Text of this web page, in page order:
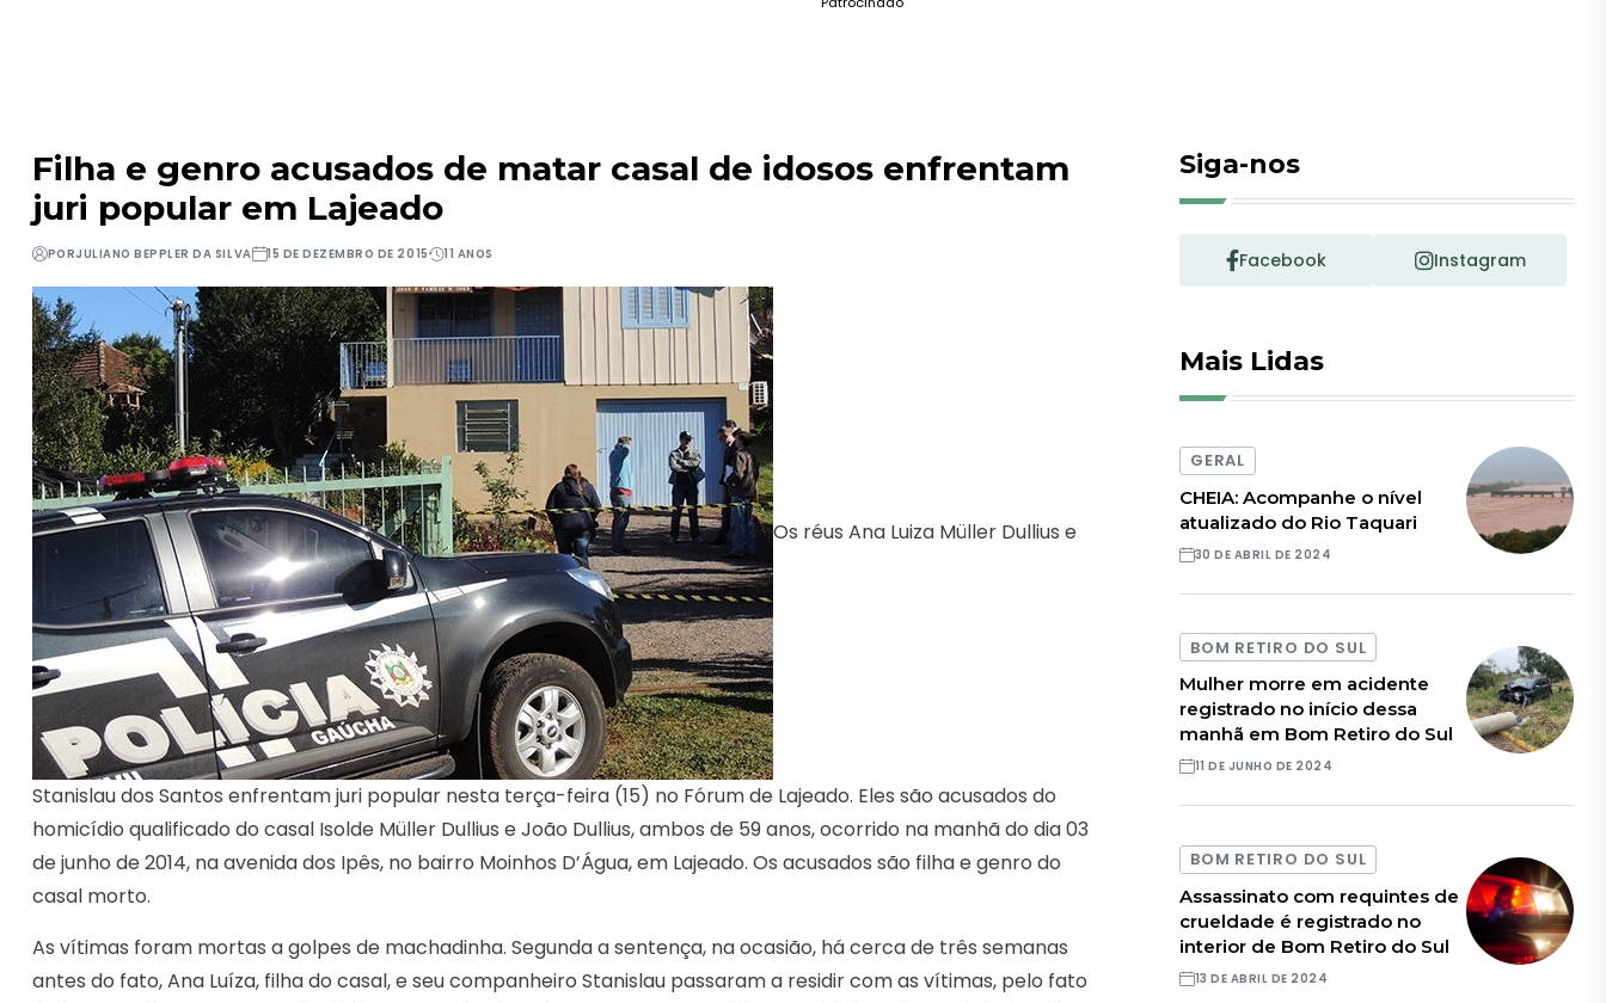
Filha e genro acusados de matar casal de idosos enfrentam
juri popular em Lajeado
PORJULIANO BEPPLER DA SILVA 15 DE DEZEMBRO DE 2015 11 ANOS
Os réus Ana Luiza Müller Dullius e
Stanislau dos Santos enfrentam juri popular nesta terça-feira (15) no Fórum de Lajeado. Eles são acusados do
homicídio qualificado do casal Isolde Müller Dullius e João Dullius, ambos de 59 anos, ocorrido na manhã do dia 03
de junho de 2014, na avenida dos Ipês, no bairro Moinhos D’Água, em Lajeado. Os acusados são filha e genro do
casal morto.
As vítimas foram mortas a golpes de machadinha. Segunda a sentença, na ocasião, há cerca de três semanas
antes do fato, Ana Luíza, filha do casal, e seu companheiro Stanislau passaram a residir com as vítimas, pelo fato
Siga-nos
Facebook Instagram
Mais Lidas
GERAL
CHEIA: Acompanhe o nível
atualizado do Rio Taquari
30 DE ABRIL DE 2024
BOM RETIRO DO SUL
Mulher morre em acidente
registrado no início dessa
manhã em Bom Retiro do Sul
11 DE JUNHO DE 2024
BOM RETIRO DO SUL
Assassinato com requintes de
crueldade é registrado no
interior de Bom Retiro do Sul
13 DE ABRIL DE 2024